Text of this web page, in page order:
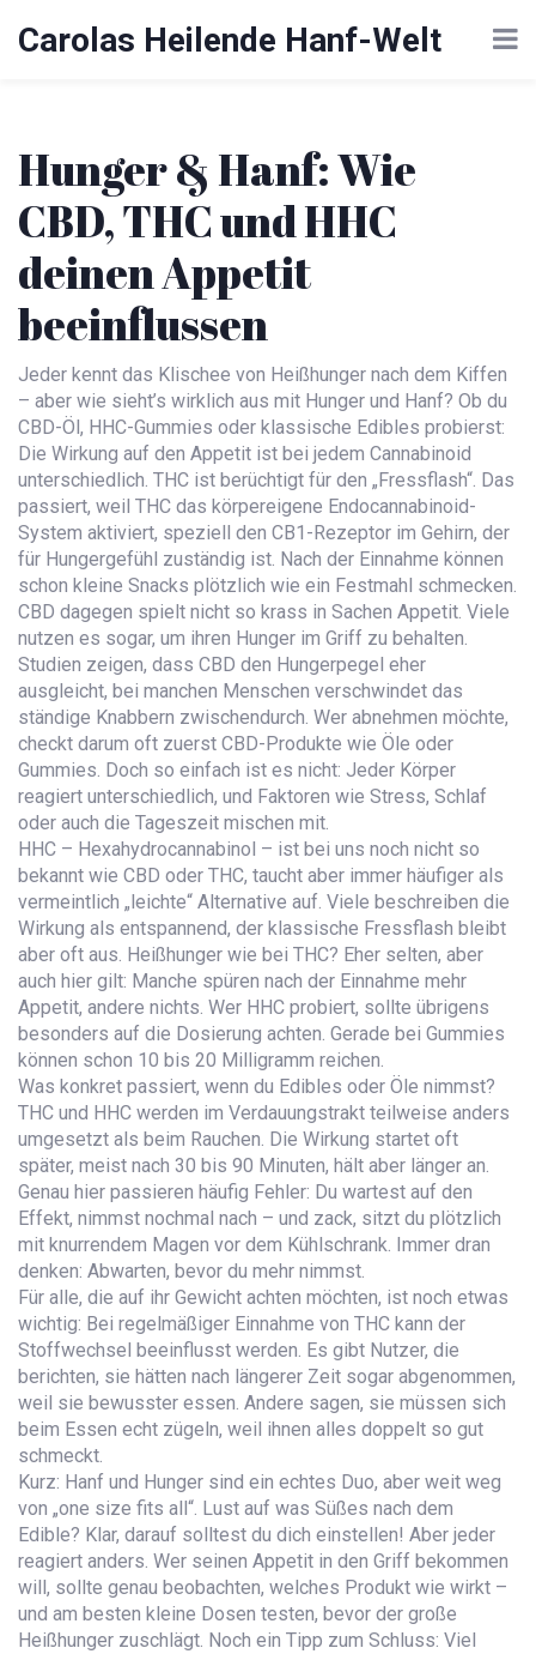
Carolas Heilende Hanf-Welt
Hunger & Hanf: Wie
CBD, THC und HHC
deinen Appetit
beeinflussen
Jeder kennt das Klischee von Heißhunger nach dem Kiffen
– aber wie sieht’s wirklich aus mit Hunger und Hanf? Ob du
CBD-Öl, HHC-Gummies oder klassische Edibles probierst:
Die Wirkung auf den Appetit ist bei jedem Cannabinoid
unterschiedlich. THC ist berüchtigt für den „Fressflash“. Das
passiert, weil THC das körpereigene Endocannabinoid-
System aktiviert, speziell den CB1-Rezeptor im Gehirn, der
für Hungergefühl zuständig ist. Nach der Einnahme können
schon kleine Snacks plötzlich wie ein Festmahl schmecken.
CBD dagegen spielt nicht so krass in Sachen Appetit. Viele
nutzen es sogar, um ihren Hunger im Griff zu behalten.
Studien zeigen, dass CBD den Hungerpegel eher
ausgleicht, bei manchen Menschen verschwindet das
ständige Knabbern zwischendurch. Wer abnehmen möchte,
checkt darum oft zuerst CBD-Produkte wie Öle oder
Gummies. Doch so einfach ist es nicht: Jeder Körper
reagiert unterschiedlich, und Faktoren wie Stress, Schlaf
oder auch die Tageszeit mischen mit.
HHC – Hexahydrocannabinol – ist bei uns noch nicht so
bekannt wie CBD oder THC, taucht aber immer häufiger als
vermeintlich „leichte“ Alternative auf. Viele beschreiben die
Wirkung als entspannend, der klassische Fressflash bleibt
aber oft aus. Heißhunger wie bei THC? Eher selten, aber
auch hier gilt: Manche spüren nach der Einnahme mehr
Appetit, andere nichts. Wer HHC probiert, sollte übrigens
besonders auf die Dosierung achten. Gerade bei Gummies
können schon 10 bis 20 Milligramm reichen.
Was konkret passiert, wenn du Edibles oder Öle nimmst?
THC und HHC werden im Verdauungstrakt teilweise anders
umgesetzt als beim Rauchen. Die Wirkung startet oft
später, meist nach 30 bis 90 Minuten, hält aber länger an.
Genau hier passieren häufig Fehler: Du wartest auf den
Effekt, nimmst nochmal nach – und zack, sitzt du plötzlich
mit knurrendem Magen vor dem Kühlschrank. Immer dran
denken: Abwarten, bevor du mehr nimmst.
Für alle, die auf ihr Gewicht achten möchten, ist noch etwas
wichtig: Bei regelmäßiger Einnahme von THC kann der
Stoffwechsel beeinflusst werden. Es gibt Nutzer, die
berichten, sie hätten nach längerer Zeit sogar abgenommen,
weil sie bewusster essen. Andere sagen, sie müssen sich
beim Essen echt zügeln, weil ihnen alles doppelt so gut
schmeckt.
Kurz: Hanf und Hunger sind ein echtes Duo, aber weit weg
von „one size fits all“. Lust auf was Süßes nach dem
Edible? Klar, darauf solltest du dich einstellen! Aber jeder
reagiert anders. Wer seinen Appetit in den Griff bekommen
will, sollte genau beobachten, welches Produkt wie wirkt –
und am besten kleine Dosen testen, bevor der große
Heißhunger zuschlägt. Noch ein Tipp zum Schluss: Viel